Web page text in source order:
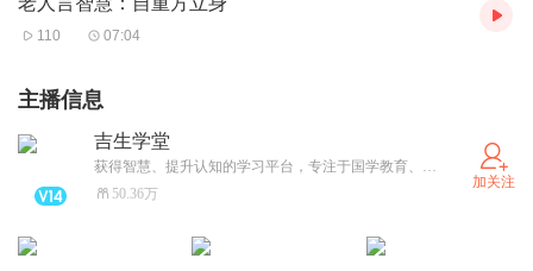
110 07:04
主播信息
吉生学堂
获得智慧、提升认知的学习平台，专注于国学教育、财商思维、科技前沿等相关内容领域，让我们陪你一起成长！
50.36万
加关注